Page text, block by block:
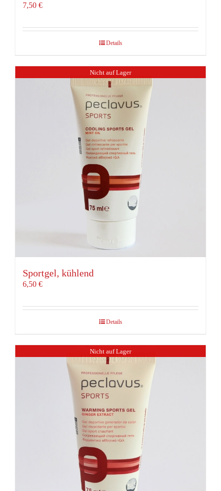
7,50 €
Details
Nicht auf Lager
Sportgel, kühlend
6,50 €
Details
Nicht auf Lager